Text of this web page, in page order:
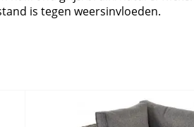
is tegen weersinvloeden.